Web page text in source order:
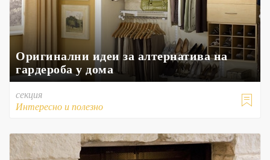
Оригинални идеи за алтернатива на
гардероба у дома

секция
Интересно и полезно